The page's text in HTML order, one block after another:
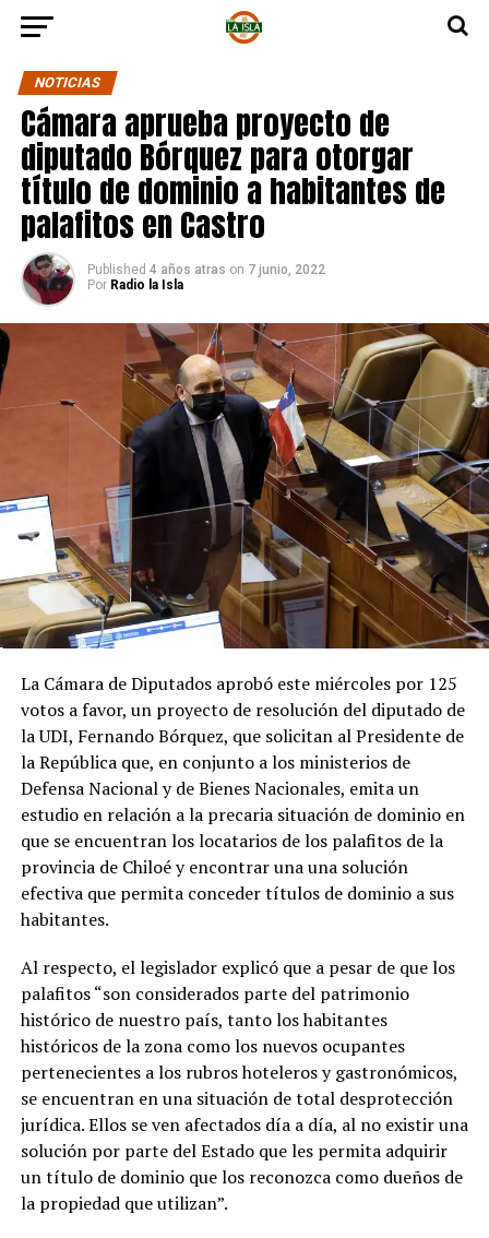
NOTICIAS
Cámara aprueba proyecto de
diputado Bórquez para otorgar
título de dominio a habitantes de
palafitos en Castro
Published 4 años atras on 7 junio, 2022
Por Radio la Isla
La Cámara de Diputados aprobó este miércoles por 125
votos a favor, un proyecto de resolución del diputado de
la UDI, Fernando Bórquez, que solicitan al Presidente de
la República que, en conjunto a los ministerios de
Defensa Nacional y de Bienes Nacionales, emita un
estudio en relación a la precaria situación de dominio en
que se encuentran los locatarios de los palafitos de la
provincia de Chiloé y encontrar una una solución
efectiva que permita conceder títulos de dominio a sus
habitantes.
Al respecto, el legislador explicó que a pesar de que los
palafitos “son considerados parte del patrimonio
histórico de nuestro país, tanto los habitantes
históricos de la zona como los nuevos ocupantes
pertenecientes a los rubros hoteleros y gastronómicos,
se encuentran en una situación de total desprotección
jurídica. Ellos se ven afectados día a día, al no existir una
solución por parte del Estado que les permita adquirir
un título de dominio que los reconozca como dueños de
la propiedad que utilizan”.